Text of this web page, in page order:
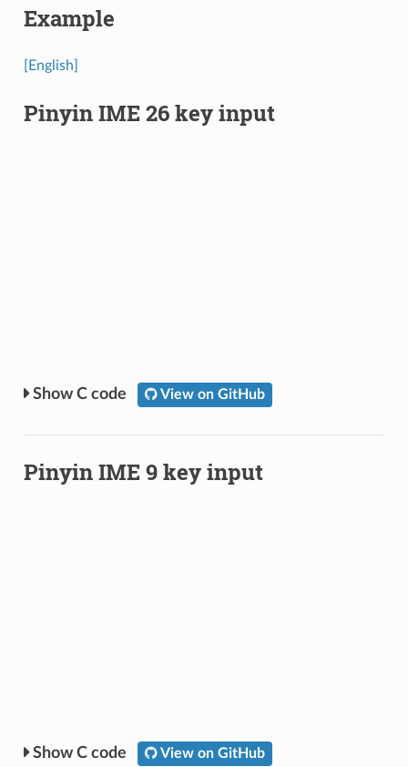
Example
[English]
Pinyin IME 26 key input
C code View on GitHub
Pinyin IME 9 key input
C code View on GitHub